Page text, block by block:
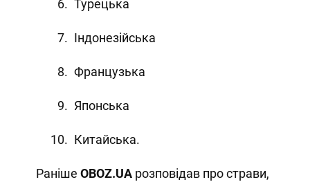
Турецька
Індонезійська
Французька
Японська
Китайська.
Раніше OBOZ.UA розповідав про страви,